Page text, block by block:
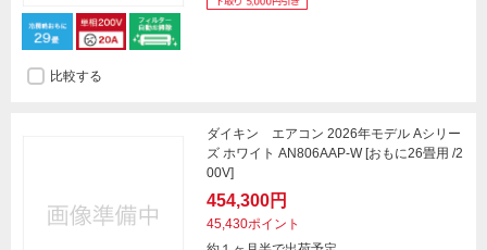
比較する
ダイキン エアコン 2026年モデル Aシリー
ズ ホワイト AN806AAP-W [おもに26畳用 /2
00V]
454,300円
45,430ポイント